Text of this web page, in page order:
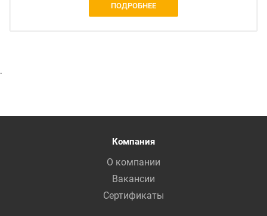
ПОДРОБНЕЕ
.
Компания
О компании
Вакансии
Сертификаты